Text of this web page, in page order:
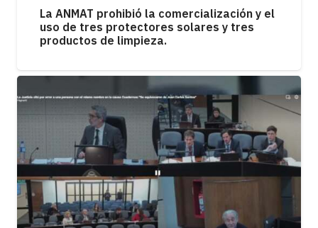
La ANMAT prohibió la comercialización y el
uso de tres protectores solares y tres
productos de limpieza.